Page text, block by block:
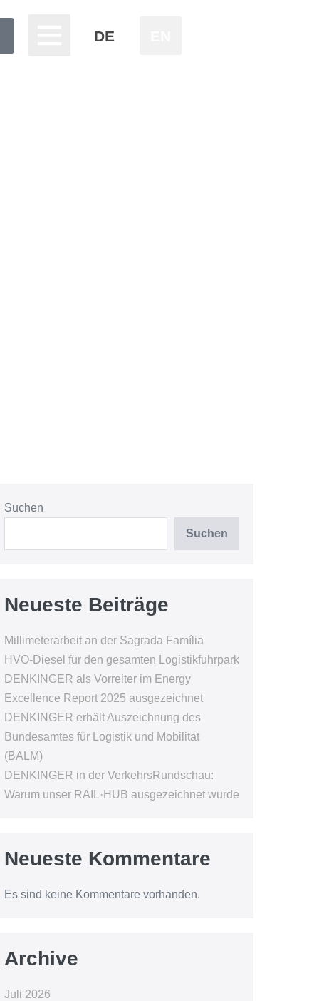
DE
Suchen
Suchen
Neueste Beiträge
Millimeterarbeit an der Sagrada Família
HVO-Diesel für den gesamten Logistikfuhrpark
DENKINGER als Vorreiter im Energy
Excellence Report 2025 ausgezeichnet
DENKINGER erhält Auszeichnung des
Bundesamtes für Logistik und Mobilität
(BALM)
DENKINGER in der VerkehrsRundschau:
Warum unser RAIL·HUB ausgezeichnet wurde
Neueste Kommentare
Es sind keine Kommentare vorhanden.
Archive
Juli 2026